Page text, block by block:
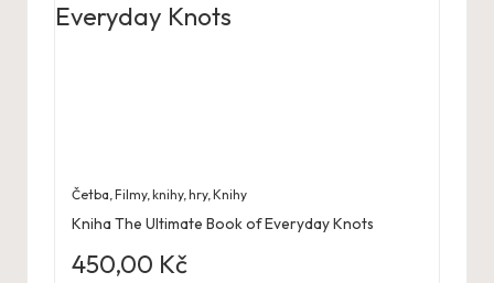
Četba,Filmy, knihy, hry,Knihy
Kniha The Ultimate Book of Everyday Knots
450,00 Kč